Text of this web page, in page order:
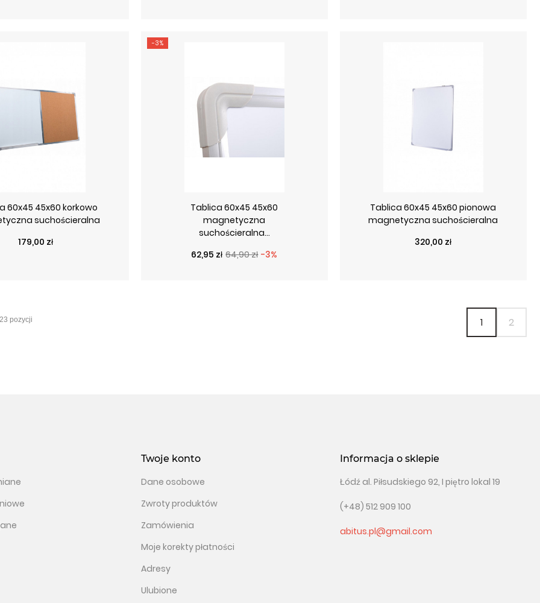
60x45 45x60 korkowo
suchościeralna
Cena
179,00 zł
-3%
Tablica 60x45 45x60
magnetyczna
suchościeralna...
Cena podstawowa
64,90 zł -3%
Cena
62,95 zł
Tablica 60x45 45x60 pionowa
magnetyczna suchościeralna
Cena
320,00 zł
1 2
Twoje konto
Dane osobowe
Zwroty produktów
Zamówienia
Moje korekty płatności
Adresy
Ulubione
Informacja o sklepie
Łódź al. Piłsudskiego 92, I piętro lokal 19
(+48) 512 909 100
abitus.pl@gmail.com